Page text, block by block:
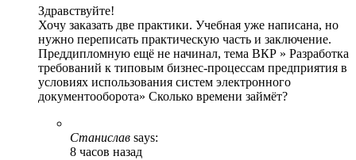
Здравствуйте!
Хочу заказать две практики. Учебная уже написана, но
нужно переписать практическую часть и заключение.
Преддипломную ещё не начинал, тема ВКР » Разработка
требований к типовым бизнес-процессам предприятия в
условиях использования систем электронного
документооборота» Сколько времени займёт?
Станислав says:
8 часов назад